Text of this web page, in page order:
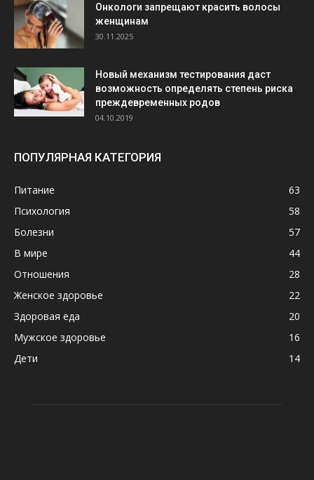
Онкологи запрещают красить волосы
женщинам
30.11.2025
Новый механизм тестирования даст
возможность определять степень риска
преждевременных родов
04.10.2019
ПОПУЛЯРНАЯ КАТЕГОРИЯ
Питание
63
Психология
58
Болезни
57
В мире
44
Отношения
28
Женское здоровье
22
Здоровая еда
20
Мужское здоровье
16
Дети
14